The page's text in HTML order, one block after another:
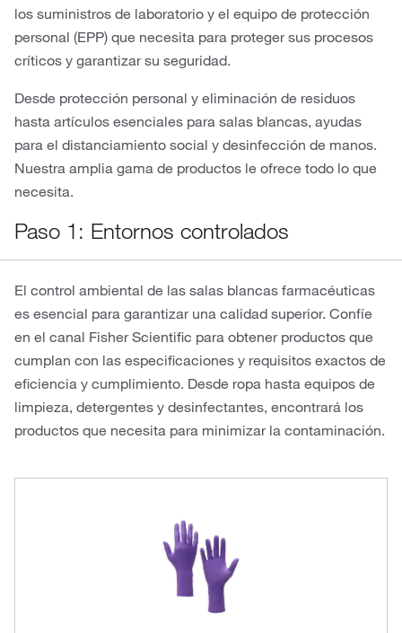
los suministros de laboratorio y el equipo de protección
personal (EPP) que necesita para proteger sus procesos
críticos y garantizar su seguridad.
Desde protección personal y eliminación de residuos
hasta artículos esenciales para salas blancas, ayudas
para el distanciamiento social y desinfección de manos.
Nuestra amplia gama de productos le ofrece todo lo que
necesita.
Paso 1: Entornos controlados
El control ambiental de las salas blancas farmacéuticas
es esencial para garantizar una calidad superior. Confíe
en el canal Fisher Scientific para obtener productos que
cumplan con las especificaciones y requisitos exactos de
eficiencia y cumplimiento. Desde ropa hasta equipos de
limpieza, detergentes y desinfectantes, encontrará los
productos que necesita para minimizar la contaminación.